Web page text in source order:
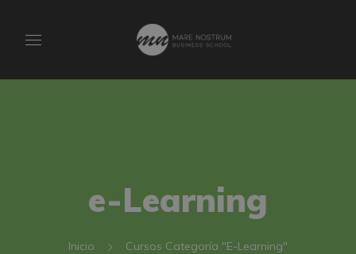
e-Learning
Inicio Cursos Categoría "e-Learning"